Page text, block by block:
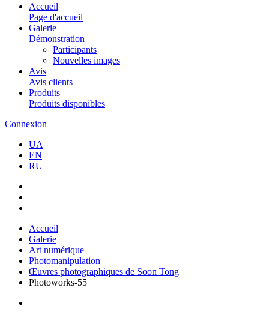
Accueil
Page d'accueil
Galerie
Démonstration
Participants
Nouvelles images
Avis
Avis clients
Produits
Produits disponibles
Connexion
UA
EN
RU
Accueil
Galerie
Art numérique
Photomanipulation
Œuvres photographiques de Soon Tong
Photoworks-55